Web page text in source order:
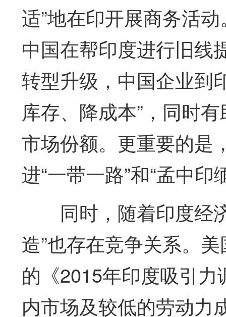
适”地在印开展商务活
中国在帮印度进行旧线
转型升级，中国企业到
库存、降成本”，同时
市场份额。更重要的是
进“一带一路”和“孟中
同时，随着印度经
造”也存在竞争关系。
的《2015年印度吸引
内市场及较低的劳动力